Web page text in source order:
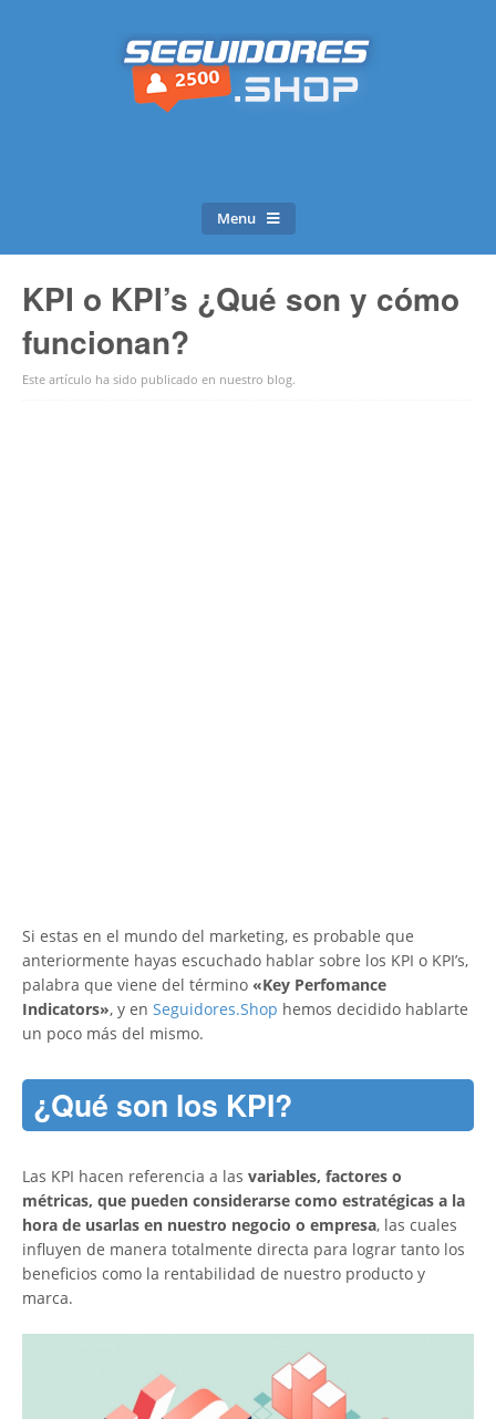
Menu
KPI o KPI’s ¿Qué son y cómo
funcionan?
Este artículo ha sido publicado en nuestro blog.
Si estas en el mundo del marketing, es probable que
anteriormente hayas escuchado hablar sobre los KPI o KPI’s,
palabra que viene del término «Key Perfomance
Indicators», y en Seguidores.Shop hemos decidido hablarte
un poco más del mismo.
¿Qué son los KPI?
Las KPI hacen referencia a las variables, factores o
métricas, que pueden considerarse como estratégicas a la
hora de usarlas en nuestro negocio o empresa, las cuales
influyen de manera totalmente directa para lograr tanto los
beneficios como la rentabilidad de nuestro producto y
marca.